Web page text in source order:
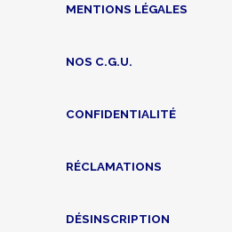
MENTIONS LÉGALES
NOS C.G.U.
CONFIDENTIALITÉ
RÉCLAMATIONS
DÉSINSCRIPTION